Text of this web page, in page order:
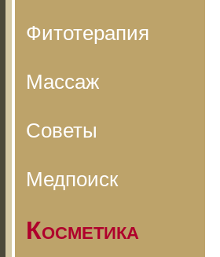
Фитотерапия
Массаж
Советы
Медпоиск
Косметика